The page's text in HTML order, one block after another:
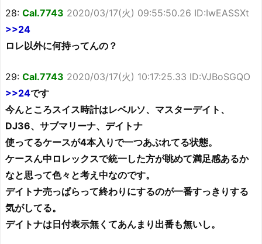
28: Cal.7743 2020/03/17(火) 09:55:50.26 ID:IwEASSXt
>>24
ロレ以外に何持ってんの？
29: Cal.7743 2020/03/17(火) 10:17:25.33 ID:VJBoSGQO
>>24です
今んところスイス時計はレベルソ、マスターデイト、
DJ36、サブマリーナ、デイトナ
使ってるケースが4本入りで一つあぶれてる状態。
ケースん中ロレックスで統一した方が眺めて満足感あるか
なと思って色々と考え中なのです。
デイトナ売っぱらって終わりにするのが一番すっきりする
気がしてる。
デイトナは日付表示無くてあんまり出番も無いし。